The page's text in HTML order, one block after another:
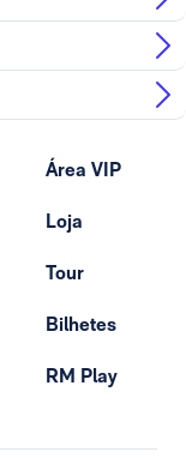
Área VIP
Loja
Tour
Bilhetes
RM Play